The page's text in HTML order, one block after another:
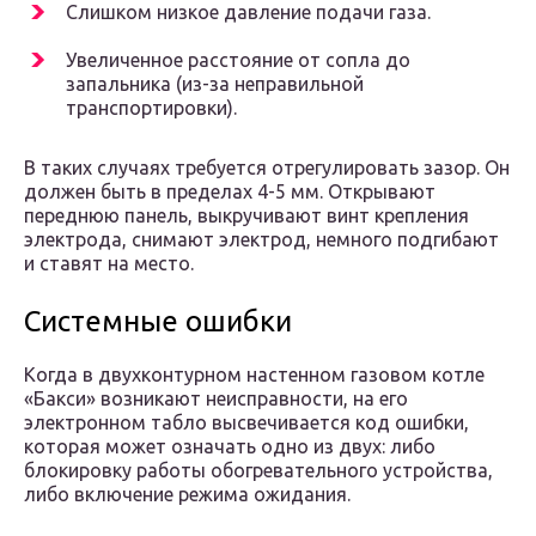
Слишком низкое давление подачи газа.
Увеличенное расстояние от сопла до
запальника (из-за неправильной
транспортировки).
В таких случаях требуется отрегулировать зазор. Он
должен быть в пределах 4-5 мм. Открывают
переднюю панель, выкручивают винт крепления
электрода, снимают электрод, немного подгибают
и ставят на место.
Системные ошибки
Когда в двухконтурном настенном газовом котле
«Бакси» возникают неисправности, на его
электронном табло высвечивается код ошибки,
которая может означать одно из двух: либо
блокировку работы обогревательного устройства,
либо включение режима ожидания.